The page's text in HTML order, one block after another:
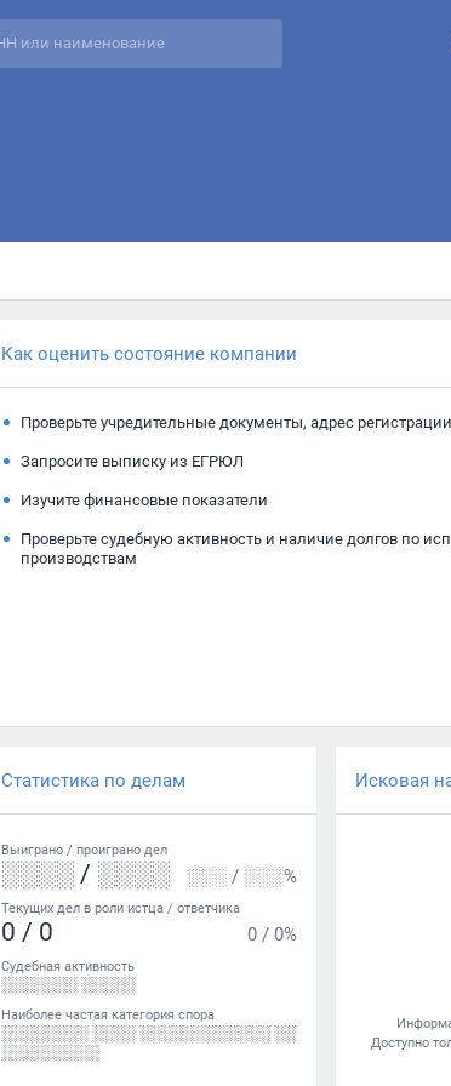
Как оценить состояние компании
Проверьте учредительные документы, адрес
Запросите выписку из ЕГРЮЛ
Изучите финансовые показатели
Проверьте судебную активность и наличие долгов по
производствам
Статистика по делам
Выиграно / проиграно дел
░░░░ / ░░░░ ░░░ / ░░░%
Текущих дел в роли истца / ответчика
0 / 0 0 / 0%
Судебная активность
░░░░░░░ ░░░░░
Наиболее частая категория спора
░░░░░░░░ ░░░░ ░░░░░░░░░░░░ ░░
░░░░░░░░░
Исковая